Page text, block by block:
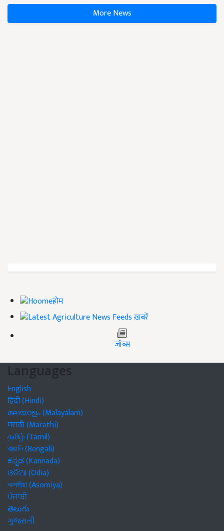
More News
होम
ख़बरें
जॉब्स
Languages
English
हिंदी (Hindi)
മലയാളം (Malayalam)
मराठी (Marathi)
தமிழ் (Tamil)
বাঙালি (Bengali)
ಕನ್ನಡ (Kannada)
ଓଡିଆ (Odia)
অসমীয়া (Asomiya)
ਪੰਜਾਬੀ
తెలుగు
ગુજરાતી